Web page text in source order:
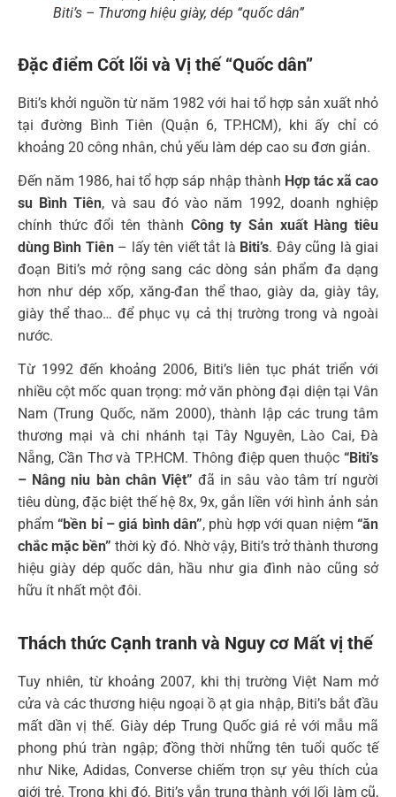
Biti’s – Thương hiệu giày, dép “quốc dân”
Đặc điểm Cốt lõi và Vị thế “Quốc dân”
Biti’s khởi nguồn từ năm 1982 với hai tổ hợp sản xuất nhỏ
tại đường Bình Tiên (Quận 6, TP.HCM), khi ấy chỉ có
khoảng 20 công nhân, chủ yếu làm dép cao su đơn giản.
Đến năm 1986, hai tổ hợp sáp nhập thành Hợp tác xã cao
su Bình Tiên, và sau đó vào năm 1992, doanh nghiệp
chính thức đổi tên thành Công ty Sản xuất Hàng tiêu
dùng Bình Tiên– lấy tên viết tắt là Biti’s. Đây cũng là giai
đoạn Biti’s mở rộng sang các dòng sản phẩm đa dạng
hơn như dép xốp, xăng-đan thể thao, giày da, giày tây,
giày thể thao… để phục vụ cả thị trường trong và ngoài
nước.
Từ 1992 đến khoảng 2006, Biti’s liên tục phát triển với
nhiều cột mốc quan trọng: mở văn phòng đại diện tại Vân
Nam (Trung Quốc, năm 2000), thành lập các trung tâm
thương mại và chi nhánh tại Tây Nguyên, Lào Cai, Đà
Nẵng, Cần Thơ và TP.HCM. Thông điệp quen thuộc “Biti’s
– Nâng niu bàn chân Việt” đã in sâu vào tâm trí người
tiêu dùng, đặc biệt thế hệ 8x, 9x, gắn liền với hình ảnh sản
phẩm“bền bỉ – giá bình dân”, phù hợp với quan niệm“ăn
chắc mặc bền” thời kỳ đó. Nhờ vậy, Biti’s trở thành thương
hiệu giày dép quốc dân, hầu như gia đình nào cũng sở
hữu ít nhất một đôi.
Thách thức Cạnh tranh và Nguy cơ Mất vị thế
Tuy nhiên, từ khoảng 2007, khi thị trường Việt Nam mở
cửa và các thương hiệu ngoại ồ ạt gia nhập, Biti’s bắt đầu
mất dần vị thế. Giày dép Trung Quốc giá rẻ với mẫu mã
phong phú tràn ngập; đồng thời những tên tuổi quốc tế
như Nike, Adidas, Converse chiếm trọn sự yêu thích của
giới trẻ. Trong khi đó, Biti’s vẫn trung thành với lối làm cũ,